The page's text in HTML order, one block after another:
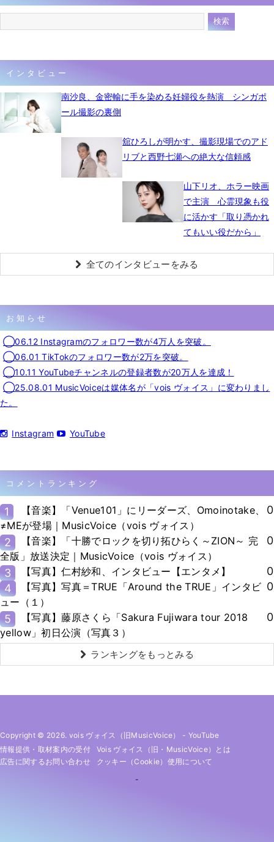
インタビュー
南沙良、金密輸に手を染める妊婦役を熱演 シンガポ
ール撮影の裏側
舘ひろしが明かす、撮影現場でのアド
リブと西野七瀬への絶大な信頼感
山下リオ、ホラー映画
で主演 心霊現象も役
に活かす「取り憑かれ
てもいい役だから」
全てのインタビューをみる
お知らせ
◯06.12 Instagramのフォロワー数が4万人を突破。
◯06.01 TikTokのフォロワー数が2万を突破。
◯10.11 YouTubeチャンネルの登録者数が20万人を達成！
◯25.08.01 MusicVoiceは媒体名が「vois ヴォイス」に変わりまし
た。
Instagram YouTube
コメントランキング
1
【音楽】「Venue101」にリーダーズ、Omoinotake、
≠MEが登場｜MusicVoice（vois ヴォイス）
0
2
【音楽】「十勝でロックを切り拓ひらく～ZION～ 完
全版」放送決定｜MusicVoice（vois ヴォイス）
0
3 【写真】仁村紗和、インタビュー【エンタメ】
0
4
【写真】写真＝TRUE「Around the TRUE」インタビ
ュー（１）
0
5
【写真】藤原さくら「Sakura Fujiwara tour 2018
yellow」初日公演（写真３）
0
ランキングをもっとみる
Copyright © 2026. vois ヴォイス（旧MusicVoice） - YouTube
情報提供・取材案内の受付
Vois ヴォイス（旧・MusicVoice）とは
広告に関するお問い合わせ
クッキー（cookie）使用について
-